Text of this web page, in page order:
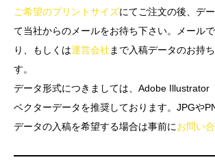
ご希望のプリントサイズにてご注文の後、デ
て当社からのメールをお待ち下さい。メール
り、もしくは運営会社 まで入稿データのお持
す。
データ形式につきましては、Adobe Illustrator
ベクターデータを推奨しております。JPGや
データの入稿を希望する場合は事前にお問い